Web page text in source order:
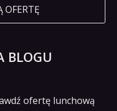
OFERTĘ
BLOGU
ofertę lunchową